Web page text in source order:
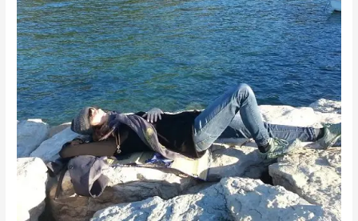
Entspannungsreise
#18:
Auf
den
Klippen
von
San
Marco